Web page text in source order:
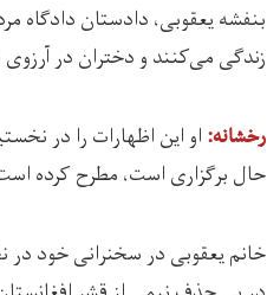
بنفشه یعقوبی، دادستان دادگاه
زندگی می‌کنند و دختران در
رخشانه:
حال برگزاری است، مطرح کرده
خانم یعقوبی در سخنرانی خود در